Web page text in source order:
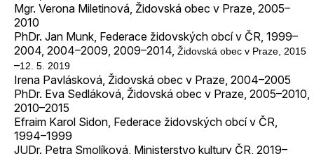
Mgr. Verona Miletinová, Židovská obec v Praze, 2005–
2010
PhDr. Jan Munk, Federace židovských obcí v ČR, 1999–
2004, 2004–2009, 2009–2014, Židovská obec v Praze, 2015
–12. 5. 2019
Irena Pavlásková, Židovská obec v Praze, 2004–2005
PhDr. Eva Sedláková, Židovská obec v Praze, 2005–2010,
2010–2015
Efraim Karol Sidon, Federace židovských obcí v ČR,
1994–1999
JUDr. Petra Smolíková, Ministerstvo kultury ČR, 2019–